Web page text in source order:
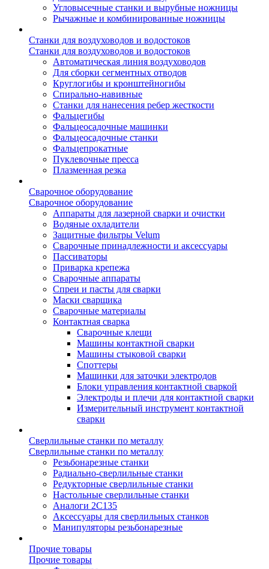
Угловысечные станки и вырубные ножницы
Рычажные и комбинированные ножницы
Станки для воздуховодов и водостоков
Станки для воздуховодов и водостоков
Автоматическая линия воздуховодов
Для сборки сегментных отводов
Круглогибы и кронштейногибы
Спирально-навивные
Станки для нанесения ребер жесткости
Фальцегибы
Фальцеосадочные машинки
Фальцеосадочные станки
Фальцепрокатные
Пуклевочные пресса
Плазменная резка
Сварочное оборудование
Сварочное оборудование
Аппараты для лазерной сварки и очистки
Водяные охладители
Защитные фильтры Velum
Сварочные принадлежности и аксессуары
Пассиваторы
Приварка крепежа
Сварочные аппараты
Спреи и пасты для сварки
Маски сварщика
Сварочные материалы
Контактная сварка
Сварочные клещи
Машины контактной сварки
Машины стыковой сварки
Споттеры
Машинки для заточки электродов
Блоки управления контактной сваркой
Электроды и плечи для контактной сварки
Измерительный инструмент контактной
сварки
Сверлильные станки по металлу
Сверлильные станки по металлу
Резьбонарезные станки
Радиально-сверлильные станки
Редукторные сверлильные станки
Настольные сверлильные станки
Аналоги 2С135
Аксессуары для сверлильных станков
Манипуляторы резьбонарезные
Прочие товары
Прочие товары